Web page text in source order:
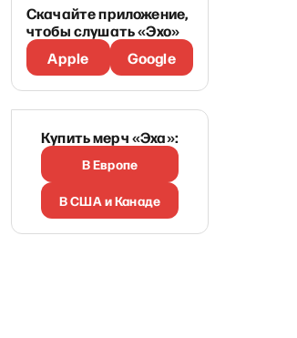
Скачайте приложение,
чтобы слушать «Эхо»
Apple
Google
Купить мерч «Эха»:
В Европе
В США и Канаде